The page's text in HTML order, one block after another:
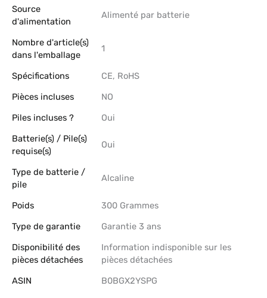
Source
d'alimentation
‎Alimenté par batterie
Nombre d'article(s)
dans l'emballage
‎1
Spécifications
‎CE, RoHS
Pièces incluses
‎NO
Piles incluses ?
‎Oui
Batterie(s) / Pile(s)
requise(s)
‎Oui
Type de batterie /
pile
‎Alcaline
Poids
‎300 Grammes
Type de garantie
‎Garantie 3 ans
Disponibilité des
pièces détachées
‎Information indisponible sur les
pièces détachées
ASIN
B0BGX2YSPG